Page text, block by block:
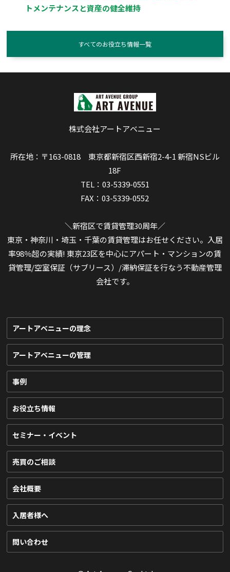
トメンテナンスと資産の健全維持
すべてのお役立ち情報一覧
株式会社アートアベニュー
所在地：〒163-0818 東京都新宿区西新宿2-4-1 新宿NSビル
18F
TEL：03-5339-0551
FAX：03-5339-0552
＼新宿区で賃貸管理30周年／
東京・神奈川・埼玉・千葉の賃貸管理はお任せください。入居
率98％超の実績! 東京23区を中心にアパート・マンションの賃
貸管理/空室保証（サブリース）/滞納保証を行なう不動産管理
会社です。
アートアベニューの理念
アートアベニューの管理
事例
お役立ち情報
セミナー・イベント
売買のご相談
会社概要
入居者様へ
問い合わせ